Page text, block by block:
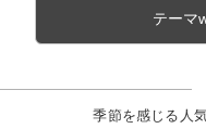
テーマ
季節を感じる人